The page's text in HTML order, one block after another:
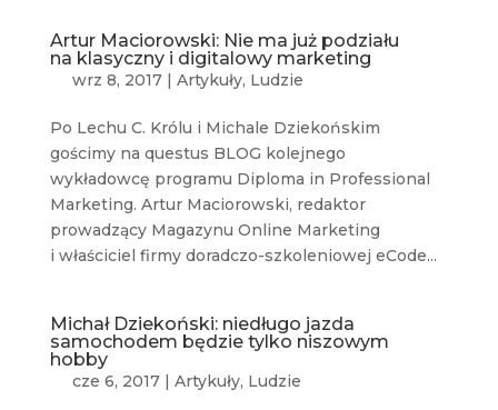
Artur Maciorowski: Nie ma już podziału
na klasyczny i digitalowy marketing
wrz 8, 2017| Artykuły, Ludzie
Po Lechu C. Królu i Michale Dziekońskim
gościmy na questus BLOG kolejnego
wykładowcę programu Diploma in Professional
Marketing. Artur Maciorowski, redaktor
prowadzący Magazynu Online Marketing
i właściciel firmy doradczo-szkoleniowej eCode...
Michał Dziekoński: niedługo jazda
samochodem będzie tylko niszowym
hobby
cze 6, 2017| Artykuły, Ludzie